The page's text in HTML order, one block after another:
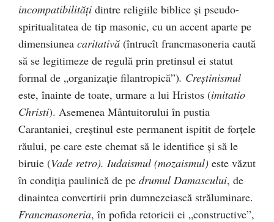
incompatibilităţi dintre religiile biblice şi pseudo-
spiritualitatea de tip masonic, cu un accent aparte pe
dimensiunea caritativă (întrucît francmasoneria caută
să se legitimeze de regulă prin pretinsul ei statut
formal de „organizaţie filantropică”). Creştinismul
este, înainte de toate, urmare a lui Hristos (imitatio
Christi). Asemenea Mântuitorului în pustia
Carantaniei, creştinul este permanent ispitit de forţele
răului, pe care este chemat să le identifice şi să le
biruie (Vade retro). Iudaismul (mozaismul) este văzut
în condiţia paulinică de pe drumul Damascului, de
dinaintea convertirii prin dumnezeiască străluminare.
Francmasoneria, în pofida retoricii ei „constructive”,